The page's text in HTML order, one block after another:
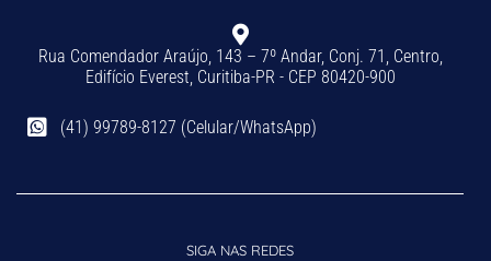
Rua Comendador Araújo, 143 – 7º Andar, Conj. 71, Centro,
Edifício Everest, Curitiba-PR - CEP 80420-900
(41) 99789-8127 (Celular/WhatsApp)
SIGA NAS REDES